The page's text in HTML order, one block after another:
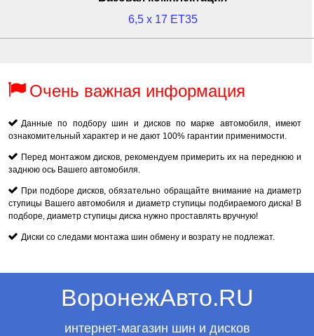
6,5 x 17 ET35
Очень важная информация
Данные по подбору шин и дисков по марке автомобиля, имеют
ознакомительный характер и не дают 100% гарантии применимости.
Перед монтажом дисков, рекомендуем примерить их на переднюю и
заднюю ось Вашего автомобиля.
При подборе дисков, обязательно обращайте внимание на диаметр
ступицы Вашего автомобиля и диаметр ступицы подбираемого диска! В
подборе, диаметр ступицы диска нужно проставлять вручную!
Диски со следами монтажа шин обмену и возрату не подлежат.
ВоронежАвто.RU
интернет-магазин шин и дисков